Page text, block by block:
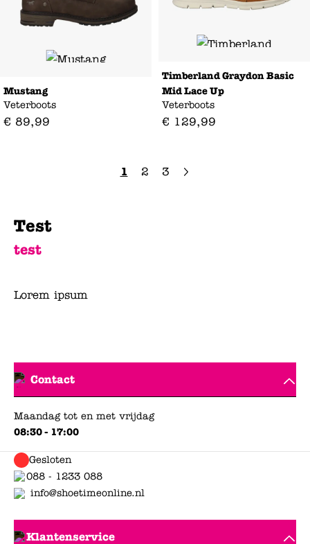
Mustang
Veterboots
€ 89,99
Timberland Graydon Basic
Mid Lace Up
Veterboots
€ 129,99
1 2 3
Test
test
Lorem ipsum
Contact
Maandag tot en met vrijdag
08:30 - 17:00
Gesloten
088 - 1233 088
info@shoetimeonline.nl
Klantenservice